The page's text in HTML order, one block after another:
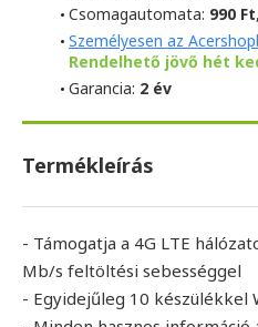
Csomagautomata: 990 Ft,
Személyesen az
Rendelhető jövő hét
Garancia: 2 év
Termékleírás
- Támogatja a 4G LTE
Mb/s feltöltési sebességgel
- Egyidejűleg 10 készülékkel